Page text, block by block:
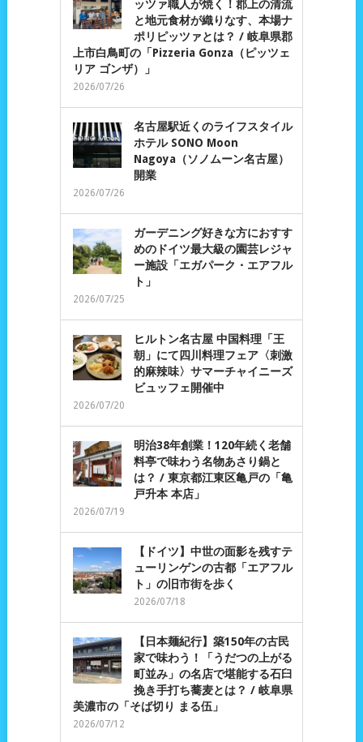
ッツァ職人が焼く！郡上の清流
と地元食材が織りなす、本場ナ
ポリピッツァとは？ / 岐阜県郡
上市白鳥町の「Pizzeria Gonza（ピッツェ
リア ゴンザ）」
2026/07/26
名古屋駅近くのライフスタイル
ホテル SONO Moon
Nagoya（ソノムーン名古屋）
開業
2026/07/26
ガーデニング好きな方におすす
めのドイツ最大級の園芸レジャ
ー施設「エガパーク・エアフル
ト」
2026/07/25
ヒルトン名古屋 中国料理「王
朝」にて四川料理フェア〈刺激
的麻辣味〉サマーチャイニーズ
ビュッフェ開催中
2026/07/20
明治38年創業！120年続く老舗
料亭で味わう名物あさり鍋と
は？ / 東京都江東区亀戸の「亀
戸升本 本店」
2026/07/19
【ドイツ】中世の面影を残すテ
ューリンゲンの古都「エアフル
ト」の旧市街を歩く
2026/07/18
【日本麺紀行】築150年の古民
家で味わう！「うだつの上がる
町並み」の名店で堪能する石臼
挽き手打ち蕎麦とは？ / 岐阜県
美濃市の「そば切り まる伍」
2026/07/12